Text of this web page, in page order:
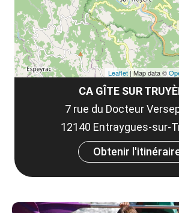
CA GÎTE SUR
7 rue du Docteur
12140 Entraygues-sur-
Obtenir
Leaflet | Map data ©